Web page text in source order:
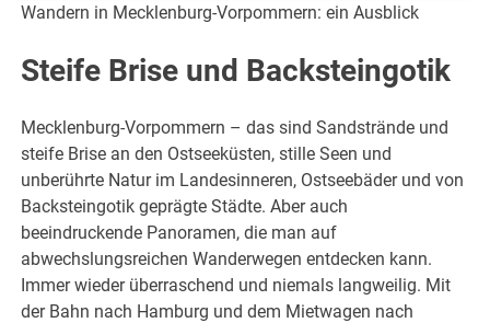
Wandern in Mecklenburg-Vorpommern: ein Ausblick
Steife Brise und Backsteingotik
Mecklenburg-Vorpommern – das sind Sandstrände und
steife Brise an den Ostseeküsten, stille Seen und
unberührte Natur im Landesinneren, Ostseebäder und von
Backsteingotik geprägte Städte. Aber auch
beeindruckende Panoramen, die man auf
abwechslungsreichen Wanderwegen entdecken kann.
Immer wieder überraschend und niemals langweilig. Mit
der Bahn nach Hamburg und dem Mietwagen nach